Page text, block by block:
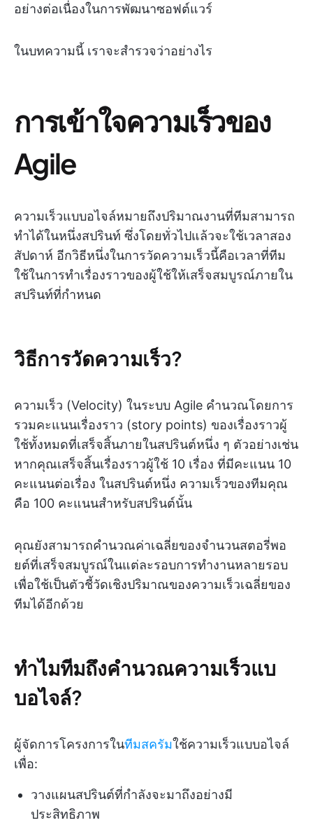
อย่างต่อเนื่องในการพัฒนาซอฟต์แวร์
ในบทความนี้ เราจะสำรวจว่าอย่างไร
การเข้าใจความเร็วของ
Agile
ความเร็วแบบอไจล์หมายถึงปริมาณงานที่ทีมสามารถ
ทำได้ในหนึ่งสปรินท์ ซึ่งโดยทั่วไปแล้วจะใช้เวลาสอง
สัปดาห์ อีกวิธีหนึ่งในการวัดความเร็วนี้คือเวลาที่ทีม
ใช้ในการทำเรื่องราวของผู้ใช้ให้เสร็จสมบูรณ์ภายใน
สปรินท์ที่กำหนด
วิธีการวัดความเร็ว?
ความเร็ว (Velocity) ในระบบ Agile คำนวณโดยการ
รวมคะแนนเรื่องราว (story points) ของเรื่องราวผู้
ใช้ทั้งหมดที่เสร็จสิ้นภายในสปรินต์หนึ่ง ๆ ตัวอย่างเช่น
หากคุณเสร็จสิ้นเรื่องราวผู้ใช้ 10 เรื่อง ที่มีคะแนน 10
คะแนนต่อเรื่อง ในสปรินต์หนึ่ง ความเร็วของทีมคุณ
คือ 100 คะแนนสำหรับสปรินต์นั้น
คุณยังสามารถคำนวณค่าเฉลี่ยของจำนวนสตอรี่พอ
ยต์ที่เสร็จสมบูรณ์ในแต่ละรอบการทำงานหลายรอบ
เพื่อใช้เป็นตัวชี้วัดเชิงปริมาณของความเร็วเฉลี่ยของ
ทีมได้อีกด้วย
ทำไมทีมถึงคำนวณความเร็วแบ
บอไจล์?
ผู้จัดการโครงการในทีมสครัมใช้ความเร็วแบบอไจล์
เพื่อ:
วางแผนสปรินต์ที่กำลังจะมาถึงอย่างมี
ประสิทธิภาพ